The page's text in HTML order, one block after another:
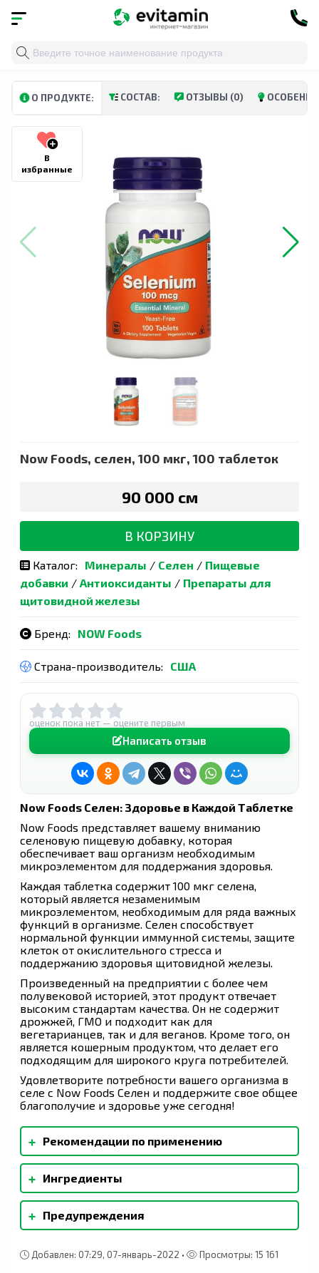
Главная Витамины и минералы
О ПРОДУКТЕ: СОСТАВ: ОТЗЫВЫ (0)
В
избранные
Now Foods, селен, 100 мкг, 100 таблеток
90 000 сӯм
В КОРЗИНУ
Каталог: Минералы / Селен / Пищевые
добавки / Антиоксиданты / Препараты для
щитовидной железы
Бренд: NOW Foods
Страна-производитель: США
оценок пока нет — оцените первым
Написать отзыв
Now Foods Селен: Здоровье в Каждой Таблетке
Now Foods представляет вашему вниманию
селеновую пищевую добавку, которая
обеспечивает ваш организм необходимым
микроэлементом для поддержания здоровья.
Каждая таблетка содержит 100 мкг селена,
который является незаменимым
микроэлементом, необходимым для ряда важных
функций в организме. Селен способствует
нормальной функции иммунной системы, защите
клеток от окислительного стресса и
поддержанию здоровья щитовидной железы.
Произведенный на предприятии с более чем
полувековой историей, этот продукт отвечает
высоким стандартам качества. Он не содержит
дрожжей, ГМО и подходит как для
вегетарианцев, так и для веганов. Кроме того, он
является кошерным продуктом, что делает его
подходящим для широкого круга потребителей.
Удовлетворите потребности вашего организма в
селе с Now Foods Селен и поддержите свое общее
благополучие и здоровье уже сегодня!
+ Рекомендации по применению
Принимать по 1 таблетке 1-2 раза в день во
время еды.
+ Ингредиенты
Микрокристаллическая целлюлоза,
стеариновая кислота (растительного
происхождения) и стеарат магния
производстве не используются дрожжи,
+ Предупреждения
Добавлен: 07:29, 07-январь-2022 • Просмотры: 15 161